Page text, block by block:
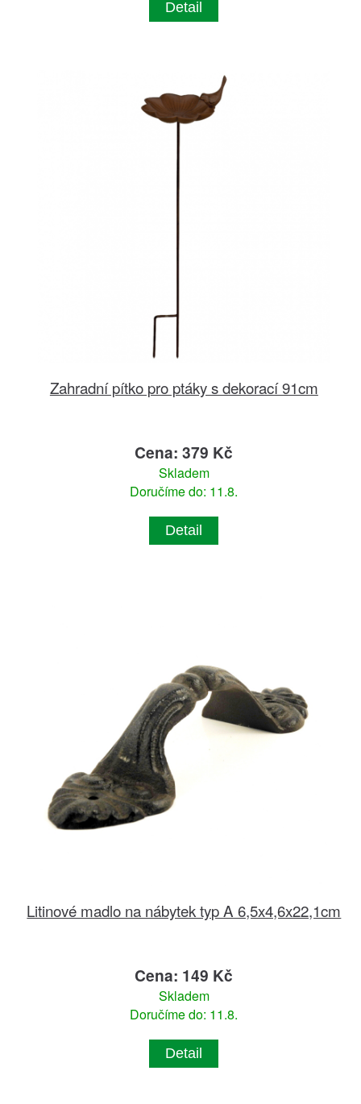
Detail
Zahradní pítko pro ptáky s dekorací 91cm
Cena: 379 Kč
Skladem
Doručíme do: 11.8.
Detail
Litinové madlo na nábytek typ A 6,5x4,6x22,1cm
Cena: 149 Kč
Skladem
Doručíme do: 11.8.
Detail